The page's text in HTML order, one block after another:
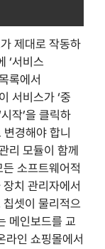
제대로 작동하
‘서비스
록에서
서비스가 ‘중
작’을 클릭하
경해야 합니
리 모듈이 함께
소프트웨어적
치 관리자에서
셋이 물리적으
메인보드를 교
라인 쇼핑몰에서